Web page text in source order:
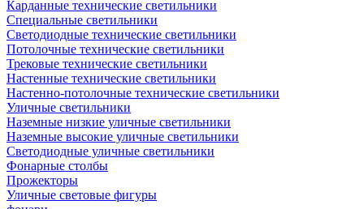
Карданные технические светильники
Специальные светильники
Светодиодные технические светильники
Потолочные технические светильники
Трековые технические светильники
Настенные технические светильники
Настенно-потолочные технические светильники
Уличные светильники
Наземные низкие уличные светильники
Наземные высокие уличные светильники
Светодиодные уличные светильники
Фонарные столбы
Прожекторы
Уличные световые фигуры